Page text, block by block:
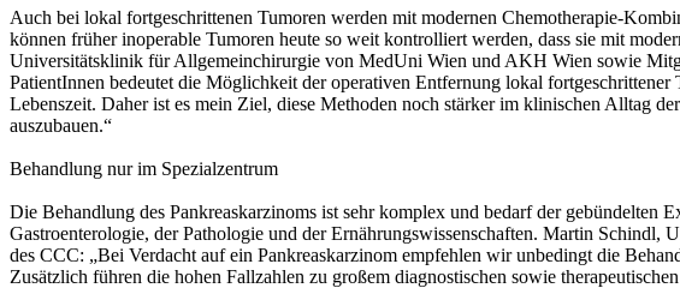
Auch bei lokal fortgeschrittenen Tumoren werden mit modernen Chemotherapie-
können früher inoperable Tumoren heute so weit kontrolliert werden, dass sie mit
Universitätsklinik für Allgemeinchirurgie von MedUni Wien und AKH Wien sowie
PatientInnen bedeutet die Möglichkeit der operativen Entfernung lokal
Lebenszeit. Daher ist es mein Ziel, diese Methoden noch stärker im klinischen Alltag
auszubauen.“
Behandlung nur im Spezialzentrum
Die Behandlung des Pankreaskarzinoms ist sehr komplex und bedarf der
Gastroenterologie, der Pathologie und der Ernährungswissenschaften. Martin
des CCC: „Bei Verdacht auf ein Pankreaskarzinom empfehlen wir unbedingt die
Zusätzlich führen die hohen Fallzahlen zu großem diagnostischen sowie